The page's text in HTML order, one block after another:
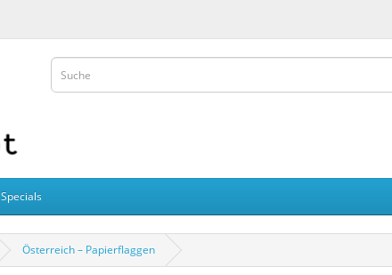
Specials
Österreich – Papierflaggen